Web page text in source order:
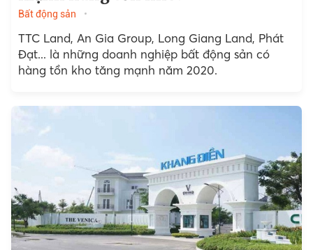
Bất động sản
TTC Land, An Gia Group, Long Giang Land, Phát
Đạt... là những doanh nghiệp bất động sản có
hàng tồn kho tăng mạnh năm 2020.